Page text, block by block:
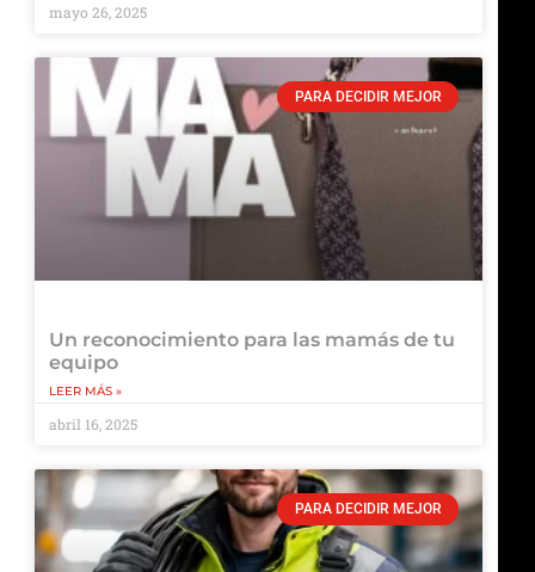
mayo 26, 2025
PARA DECIDIR MEJOR
Un reconocimiento para las mamás de tu
equipo
LEER MÁS »
abril 16, 2025
PARA DECIDIR MEJOR